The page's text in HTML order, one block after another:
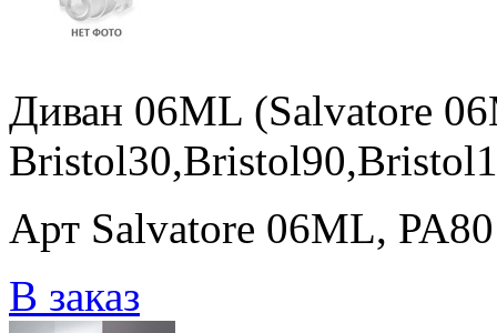
Диван 06ML (Salvatore
Арт Salvatore 06ML,
В заказ